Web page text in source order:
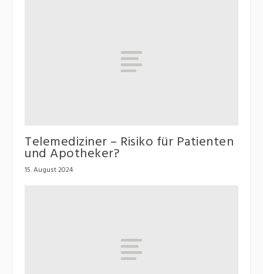
Telemediziner – Risiko für Patienten
und Apotheker?
15. August 2024